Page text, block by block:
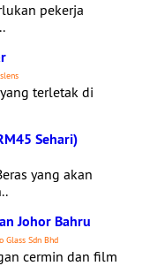
pekerja
terletak di
Sehari)
yang akan
Johor Bahru
Glass Sdn Bhd
cermin dan film